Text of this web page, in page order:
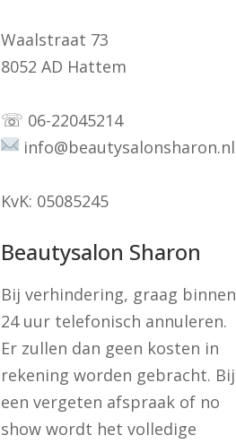
Waalstraat 73
8052 AD Hattem
☏ 06-22045214
info@beautysalonsharon.nl
KvK: 05085245
Beautysalon Sharon
Bij verhindering, graag binnen
24 uur telefonisch annuleren.
Er zullen dan geen kosten in
rekening worden gebracht. Bij
een vergeten afspraak of no
show wordt het volledige